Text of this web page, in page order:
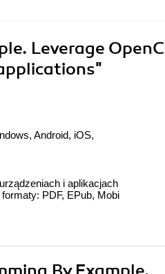
Leverage
Android, iOS,
i aplikacjach
formaty: PDF, EPub, Mobi